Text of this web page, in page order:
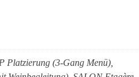
Platzierung (3-Gang Menü),